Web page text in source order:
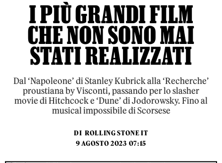
I PIÙ GRANDI FILM
CHE NON SONO MAI
STATI REALIZZATI
Dal ‘Napoleone’ di Stanley Kubrick alla ‘Recherche’
proustiana by Visconti, passando per lo slasher
movie di Hitchcock e ‘Dune’ di Jodorowsky. Fino al
musical impossibile di Scorsese
DI ROLLING STONE IT
9 AGOSTO 2023 07:15